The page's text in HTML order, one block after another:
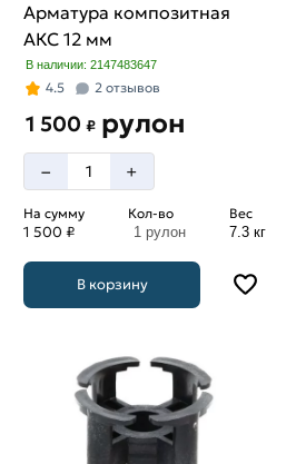
Арматура композитная
АКС 12 мм
В наличии: 2147483647
4.5 2 отзывов
1 500₽ рулон
– +
На сумму
1 500 ₽
Кол-во
1 рулон
Вес
7.3 кг
В корзину